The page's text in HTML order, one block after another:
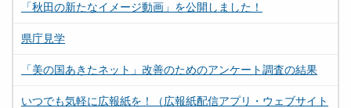
「秋田の新たなイメージ動画」を公開しました！
県庁見学
「美の国あきたネット」改善のためのアンケート調査の結果
いつでも気軽に広報紙を！（広報紙配信アプリ・ウェブサイト